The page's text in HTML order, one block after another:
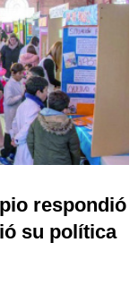
respondió
su política